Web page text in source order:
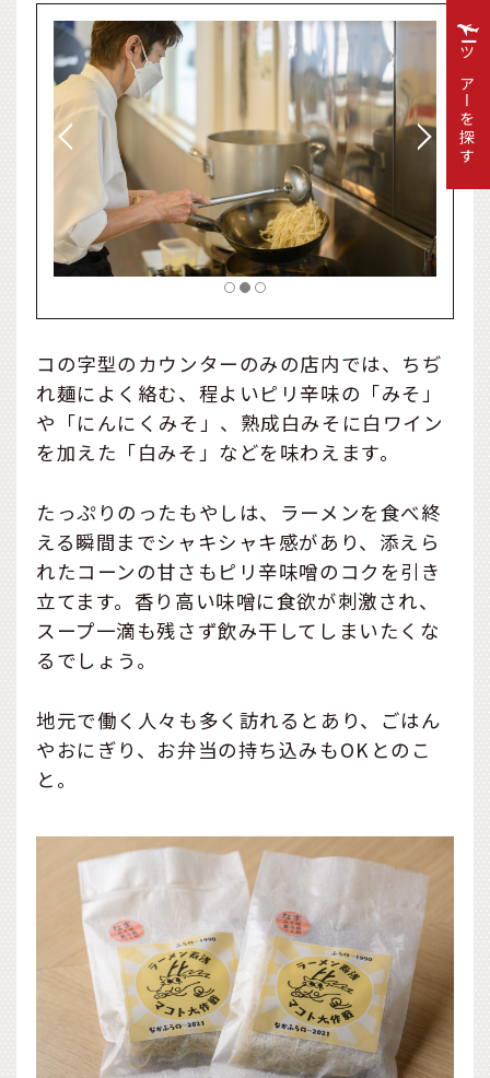
コの字型のカウンターのみの店内では、ちぢ
れ麺によく絡む、程よいピリ辛味の「みそ」
や「にんにくみそ」、熟成白みそに白ワイン
を加えた「白みそ」などを味わえます。
たっぷりのったもやしは、ラーメンを食べ終
える瞬間までシャキシャキ感があり、添えら
れたコーンの甘さもピリ辛味噌のコクを引き
立てます。香り高い味噌に食欲が刺激され、
スープ一滴も残さず飲み干してしまいたくな
るでしょう。
地元で働く人々も多く訪れるとあり、ごはん
やおにぎり、お弁当の持ち込みもOKとのこ
と。
ツアーを探す